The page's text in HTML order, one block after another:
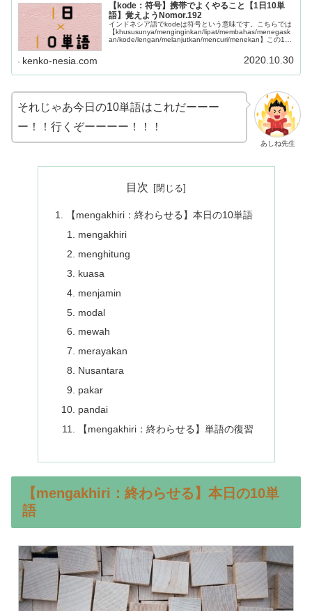
【kode：符号】携帯でよくやること【1日10単
語】覚えようNomor.192
インドネシア語でkodeは符号という意味です。こちらでは
【khususunya/menginginkan/lipat/membahas/menegask
an/kode/lengan/melanjutkan/mencuri/menekan】この10
kenko-nesia.com 2020.10.30
あしね先生
それじゃあ今日の10単語はこれだーーー
ー！！行くぞーーーー！！！
目次
【mengakhiri：終わらせる】本日の10単語
mengakhiri
menghitung
kuasa
menjamin
modal
mewah
merayakan
Nusantara
pakar
pandai
【mengakhiri：終わらせる】単語の復習
【mengakhiri：終わらせる】本日の10単
語